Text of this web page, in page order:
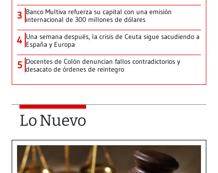
3 Banco Multiva refuerza su capital con una emisión
internacional de 300 millones de dólares
4 Una semana después, la crisis de Ceuta sigue sacudiendo a
España y Europa
5 Docentes de Colón denuncian fallos contradictorios y
desacato de órdenes de reintegro
Lo Nuevo